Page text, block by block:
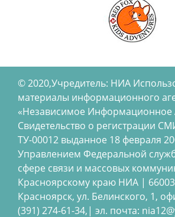
© 2020,Учредитель: НИА
материалы информационного
«Независимое Информационное
Свидетельство о регистрации
ТУ-00012 выданное 18 февраля
Управлением Федеральной
сфере связи и массовых
Красноярскому краю НИА |
Красноярск, ул. Белинского, 1,
(391) 274-61-34,| эл. почта: